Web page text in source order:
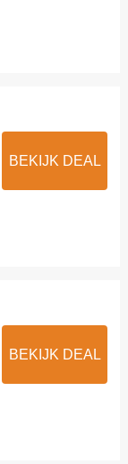
BEKIJK DEAL
BEKIJK DEAL